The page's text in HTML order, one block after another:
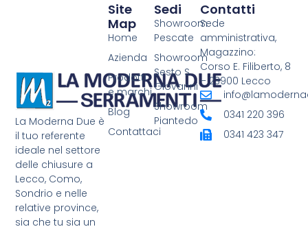
La Moderna Due è
il tuo referente
ideale nel settore
delle chiusure a
Lecco, Como,
Sondrio e nelle
relative province,
sia che tu sia un
Sedi
Showroom
Pescate
Showroom
Sesto S.
Giovanni
Showroom
Piantedo
Site
Map
Home
Azienda
Prodotti
e marchi
Blog
Contattaci
Contatti
Sede
amministrativa,
Magazzino:
Corso E. Filiberto, 8
– 23900 Lecco
0341 220 396
0341 423 347